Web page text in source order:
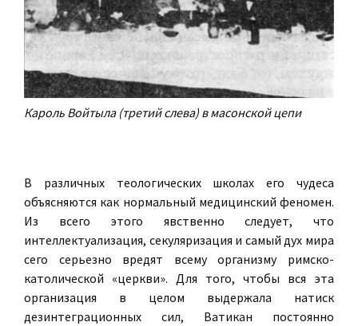
Кароль Войтыла (третий слева) в масонской цепи
В различных теологических школах его чудеса
объясняются как нормальный медицинский феномен.
Из всего этого явственно следует, что
интеллектуализация, секуляризация и самый дух мира
сего серьезно вредят всему организму римско-
католической «церкви». Для того, чтобы вся эта
организация в целом выдержала натиск
дезинтеграционных сил, Ватикан постоянно